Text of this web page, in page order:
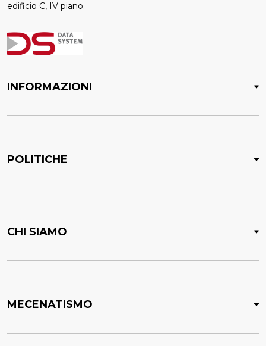
edificio C, IV piano.
INFORMAZIONI
POLITICHE
CHI SIAMO
MECENATISMO